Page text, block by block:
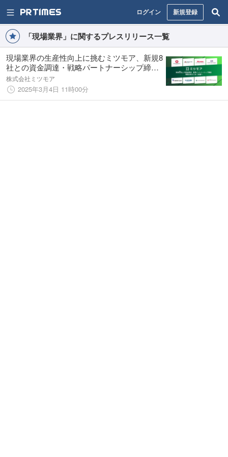
ログイン 新規登録
「現場業界」に関するプレスリリース一覧
現場業界の生産性向上に挑むミツモア、新規8
社との資金調達・戦略パートナーシップ締結
を実施
株式会社ミツモア
2025年3月4日 11時00分